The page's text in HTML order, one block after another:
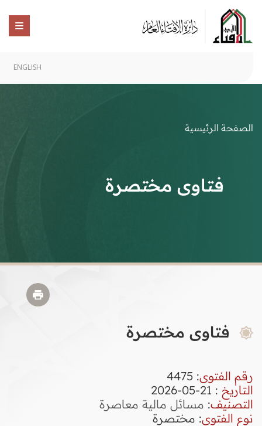
ENGLISH
الصفحة الرئيسية
فتاوى مختصرة
فتاوى مختصرة
رقم الفتوى:
4475
التاريخ : 21-05-2026
التصنيف: مسائل مالية معاصرة
نوع الفتوى: مختصرة